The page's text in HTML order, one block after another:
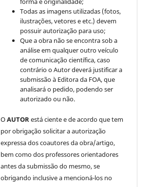
Todas as imagens utilizadas (fotos,
ilustrações, vetores e etc.) devem
possuir autorização para uso;
Que a obra não se encontra sob a
análise em qualquer outro veículo
de comunicação científica, caso
contrário o Autor deverá justificar a
submissão à Editora da FOA, que
analisará o pedido, podendo ser
autorizado ou não.
OAUTORestá ciente e de acordo que tem
por obrigação solicitar a autorização
expressa dos coautores da obra/artigo,
bem como dos professores orientadores
antes da submissão do mesmo, se
obrigando inclusive a mencioná-los no